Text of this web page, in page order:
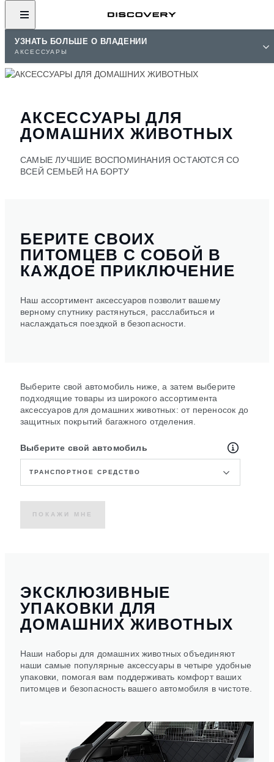
УЗНАТЬ БОЛЬШЕ О ВЛАДЕНИИ
АКСЕССУАРЫ
АКСЕССУАРЫ ДЛЯ
ДОМАШНИХ ЖИВОТНЫХ
САМЫЕ ЛУЧШИЕ ВОСПОМИНАНИЯ ОСТАЮТСЯ СО
ВСЕЙ СЕМЬЕЙ НА БОРТУ
БЕРИТЕ СВОИХ
ПИТОМЦЕВ С СОБОЙ В
КАЖДОЕ ПРИКЛЮЧЕНИЕ
Наш ассортимент аксессуаров позволит вашему
верному спутнику растянуться, расслабиться и
наслаждаться поездкой в безопасности.
Выберите свой автомобиль ниже, а затем выберите
подходящие товары из широкого ассортимента
аксессуаров для домашних животных: от переносок до
защитных покрытий багажного отделения.
Выберите свой автомобиль
ТРАНСПОРТНОЕ СРЕДСТВО
ПОКАЖИ МНЕ
ЭКСКЛЮЗИВНЫЕ
УПАКОВКИ ДЛЯ
ДОМАШНИХ ЖИВОТНЫХ
Наши наборы для домашних животных объединяют
наши самые популярные аксессуары в четыре удобные
упаковки, помогая вам поддерживать комфорт ваших
питомцев и безопасность вашего автомобиля в чистоте.